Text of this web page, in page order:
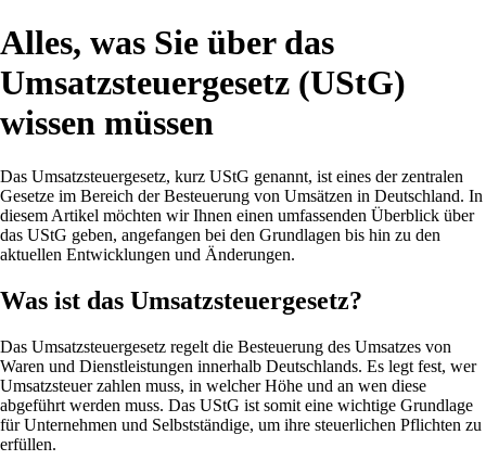
Alles, was Sie über das
Umsatzsteuergesetz (UStG)
wissen müssen
Das Umsatzsteuergesetz, kurz UStG genannt, ist eines der zentralen
Gesetze im Bereich der Besteuerung von Umsätzen in Deutschland. In
diesem Artikel möchten wir Ihnen einen umfassenden Überblick über
das UStG geben, angefangen bei den Grundlagen bis hin zu den
aktuellen Entwicklungen und Änderungen.
Was ist das Umsatzsteuergesetz?
Das Umsatzsteuergesetz regelt die Besteuerung des Umsatzes von
Waren und Dienstleistungen innerhalb Deutschlands. Es legt fest, wer
Umsatzsteuer zahlen muss, in welcher Höhe und an wen diese
abgeführt werden muss. Das UStG ist somit eine wichtige Grundlage
für Unternehmen und Selbstständige, um ihre steuerlichen Pflichten zu
erfüllen.